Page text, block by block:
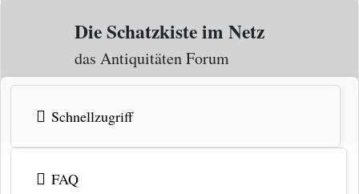
Zum Inhalt
Die Schatzkiste im Netz
das Antiquitäten Forum
Schnellzugriff
FAQ